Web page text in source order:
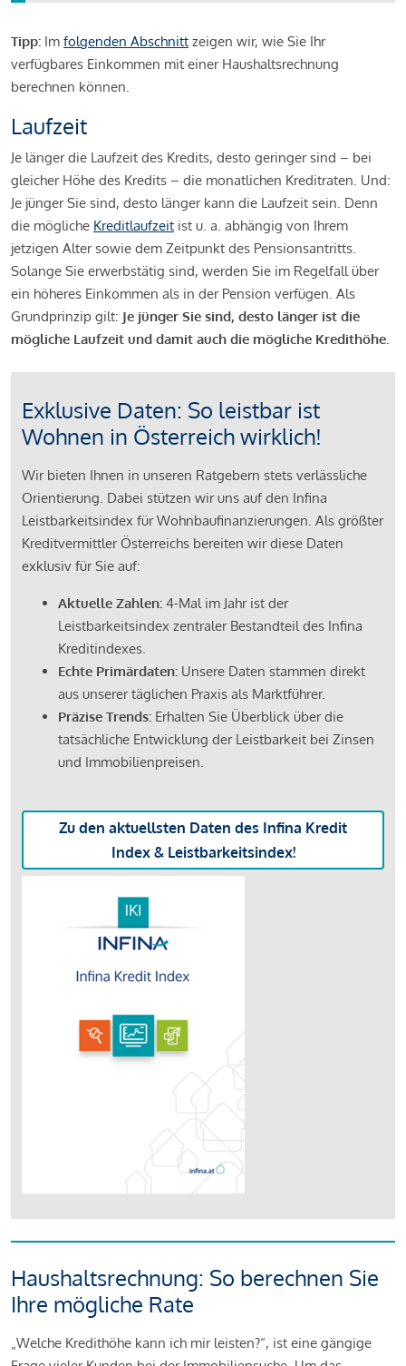
Tipp: Im folgenden Abschnitt zeigen wir, wie Sie Ihr
verfügbares Einkommen mit einer Haushaltsrechnung
berechnen können.
Laufzeit
Je länger die Laufzeit des Kredits, desto geringer sind – bei
gleicher Höhe des Kredits – die monatlichen Kreditraten. Und:
Je jünger Sie sind, desto länger kann die Laufzeit sein. Denn
die mögliche Kreditlaufzeit ist u. a. abhängig von Ihrem
jetzigen Alter sowie dem Zeitpunkt des Pensionsantritts.
Solange Sie erwerbstätig sind, werden Sie im Regelfall über
ein höheres Einkommen als in der Pension verfügen. Als
Grundprinzip gilt: Je jünger Sie sind, desto länger ist die
mögliche Laufzeit und damit auch die mögliche Kredithöhe.
Exklusive Daten: So leistbar ist
Wohnen in Österreich wirklich!
Wir bieten Ihnen in unseren Ratgebern stets verlässliche
Orientierung. Dabei stützen wir uns auf den Infina
Leistbarkeitsindex für Wohnbaufinanzierungen. Als größter
Kreditvermittler Österreichs bereiten wir diese Daten
exklusiv für Sie auf:
Aktuelle Zahlen: 4-Mal im Jahr ist der
Leistbarkeitsindex zentraler Bestandteil des Infina
Kreditindexes.
Echte Primärdaten: Unsere Daten stammen direkt
aus unserer täglichen Praxis als Marktführer.
Präzise Trends: Erhalten Sie Überblick über die
tatsächliche Entwicklung der Leistbarkeit bei Zinsen
und Immobilienpreisen.
Zu den aktuellsten Daten des Infina Kredit
Index & Leistbarkeitsindex!
Haushaltsrechnung: So berechnen Sie
Ihre mögliche Rate
„Welche Kredithöhe kann ich mir leisten?“, ist eine gängige